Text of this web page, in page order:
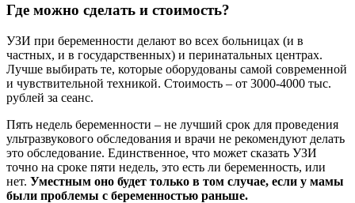
Где можно сделать и стоимость?
УЗИ при беременности делают во всех больницах (и в
частных, и в государственных) и перинатальных центрах.
Лучше выбирать те, которые оборудованы самой современной
и чувствительной техникой. Стоимость – от 3000-4000 тыс.
рублей за сеанс.
Пять недель беременности – не лучший срок для проведения
ультразвукового обследования и врачи не рекомендуют делать
это обследование. Единственное, что может сказать УЗИ
точно на сроке пяти недель, это есть ли беременность, или
нет. Уместным оно будет только в том случае, если у мамы
были проблемы с беременностью раньше.